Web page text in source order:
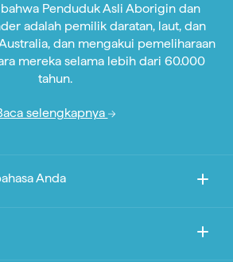
Penduduk Asli Aborigin dan
adalah pemilik daratan, laut, dan
dan mengakui pemeliharaan
mereka selama lebih dari 60.000
tahun.
selengkapnya
Anda